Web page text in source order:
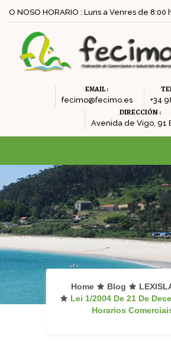
O NOSO HORARIO : Luns a Venres de 8:00
EMAIL :
fecimo@fecimo.es +34
DIRECCIÓN :
Avenida de Vigo, 91
Home Blog
Lei 1/2004 De 21 De
Horarios